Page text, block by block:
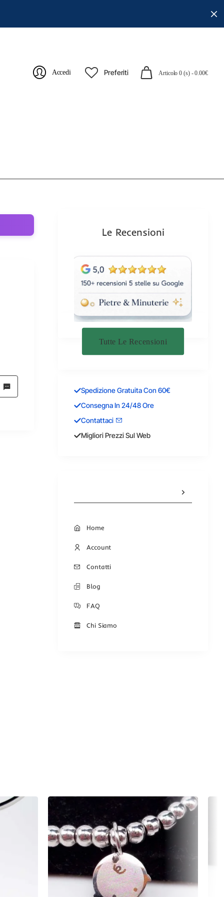
Accedi Preferiti Articolo 0 (s) - 0.00€
Le Recensioni
Tutte Le Recensioni
Spedizione Gratuita Con 60€
Consegna In 24/48 Ore
Contattaci
Migliori Prezzi Sul Web
Home
Account
Contatti
Blog
FAQ
Chi Siamo